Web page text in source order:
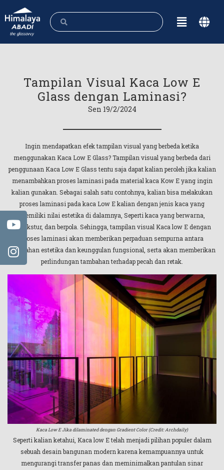
Tampilan Visual Kaca Low E
Glass dengan Laminasi?
Sen 19/2/2024
Ingin mendapatkan efek tampilan visual yang berbeda ketika
menggunakan Kaca Low E Glass? Tampilan visual yang berbeda dari
penggunaan Kaca Low E Glass tentu saja dapat kalian peroleh jika kalian
menambahkan proses laminasi pada material kaca Kow E yang ingin
kalian gunakan. Sebagai salah satu contohnya, kalian bisa melakukan
proses laminasi pada kaca Low E kalian dengan jenis kaca yang
memiliki nilai estetika di dalamnya, Seperti kaca yang berwarna,
bertekstur, dan berpola. Sehingga, tampilan visual Kaca low E dengan
proses laminasi akan memberikan perpaduan sempurna antara
keindahan estetika dan keunggulan fungsional, serta akan memberikan
perlindungan tambahan terhadap pecah dan retak.
Kaca Low E Jika dilaminated dengan Gradient Color (Credit: Archdaily)
Seperti kalian ketahui, Kaca low E telah menjadi pilihan populer dalam
sebuah desain bangunan modern karena kemampuannya untuk
mengurangi transfer panas dan meminimalkan pantulan sinar